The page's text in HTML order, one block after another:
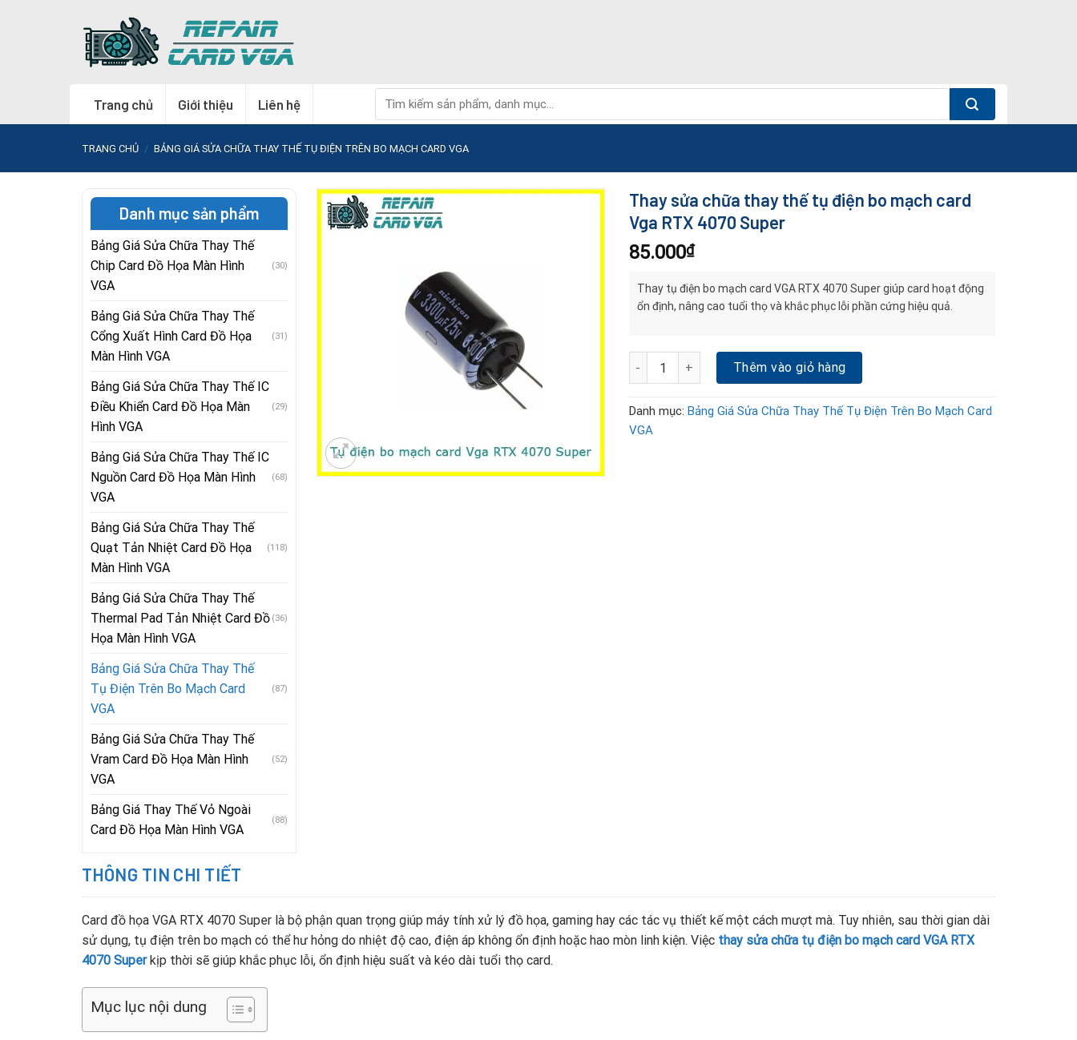
Trang chủ Giới thiệu Liên hệ
kiếm:
TRANG CHỦ / BẢNG GIÁ SỬA CHỮA THAY THẾ TỤ ĐIỆN TRÊN BO MẠCH CARD VGA
Thay sửa chữa thay thế tụ điện bo mạch card
Vga RTX 4070 Super
85.000₫
Thay tụ điện bo mạch card VGA RTX 4070 Super giúp card hoạt động
ổn định, nâng cao tuổi thọ và khắc phục lỗi phần cứng hiệu quả.
Thay sửa chữa thay thế tụ điện bo mạch card Vga RTX 4070 Super số lượng
Thêm vào giỏ hàng
Danh mục: Bảng Giá Sửa Chữa Thay Thế Tụ Điện Trên Bo Mạch Card
VGA
Danh mục sản phẩm
Bảng Giá Sửa Chữa Thay Thế
Chip Card Đồ Họa Màn Hình
VGA
(30)
Bảng Giá Sửa Chữa Thay Thế
Cổng Xuất Hình Card Đồ Họa
Màn Hình VGA
(31)
Bảng Giá Sửa Chữa Thay Thế IC
Điều Khiển Card Đồ Họa Màn
Hình VGA
(29)
Bảng Giá Sửa Chữa Thay Thế IC
Nguồn Card Đồ Họa Màn Hình
VGA
(68)
Bảng Giá Sửa Chữa Thay Thế
Quạt Tản Nhiệt Card Đồ Họa
Màn Hình VGA
(118)
Bảng Giá Sửa Chữa Thay Thế
Thermal Pad Tản Nhiệt Card Đồ
Họa Màn Hình VGA
(36)
Bảng Giá Sửa Chữa Thay Thế
Tụ Điện Trên Bo Mạch Card
VGA
(87)
Bảng Giá Sửa Chữa Thay Thế
Vram Card Đồ Họa Màn Hình
VGA
(52)
Bảng Giá Thay Thế Vỏ Ngoài
Card Đồ Họa Màn Hình VGA
(88)
THÔNG TIN CHI TIẾT
Card đồ họa VGA RTX 4070 Super là bộ phận quan trọng giúp máy tính xử lý đồ họa, gaming hay các tác vụ thiết kế một cách mượt mà. Tuy nhiên, sau thời gian dài
sử dụng, tụ điện trên bo mạch có thể hư hỏng do nhiệt độ cao, điện áp không ổn định hoặc hao mòn linh kiện. Việc thay sửa chữa tụ điện bo mạch card VGA RTX
4070 Superkịp thời sẽ giúp khắc phục lỗi, ổn định hiệu suất và kéo dài tuổi thọ card.
Mục lục nội dung